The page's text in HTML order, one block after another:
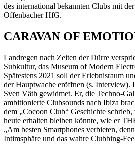
des international bekannten Clubs mit
Offenbacher HfG.
CARAVAN OF
Landregen nach Zeiten der Dürre
Subkultur, das Museum of Modern
Spätestens 2021 soll der Erlebnisraum
der Hauptwache eröffnen (s. Interview).
Sven Väth gewidmet. Er, die Techno-
ambitionierte Clubsounds nach Ibiza
dem „Cocoon Club“ Geschichte
heute erhalten bleiben könnte, wie er
„Am besten Smartphones verbieten,
Intimsphäre und das wahre Clubbing-